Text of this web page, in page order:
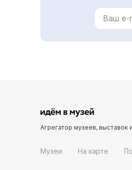
Агрегатор музеев, выставок
Музеи На карте